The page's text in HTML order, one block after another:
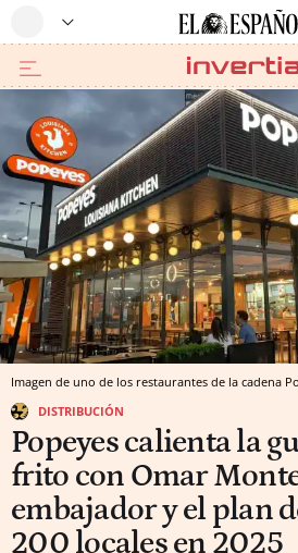
Imagen de uno de los restaurantes de la cadena
DISTRIBUCIÓN
Popeyes calienta la
frito con Omar
embajador y el plan
200 locales en 2025